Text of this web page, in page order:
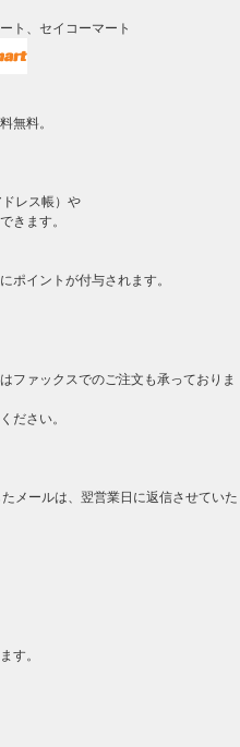
ト、セイコーマート
無料。
レス帳）や
きます。
ポイントが付与されます。
ファックスでのご注文も承っておりま
ださい。
メールは、翌営業日に返信させていた
す。